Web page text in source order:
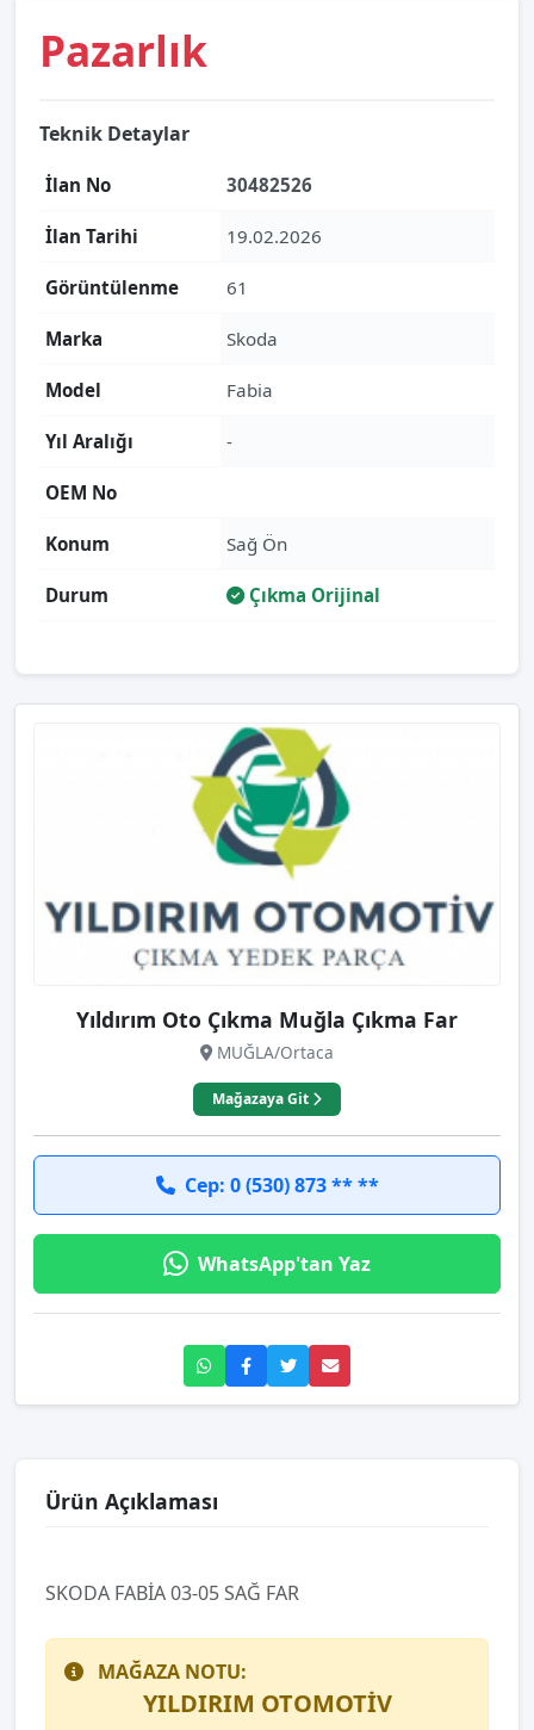
Pazarlık
Teknik Detaylar
İlan No 30482526
İlan Tarihi 19.02.2026
Görüntülenme 61
Marka Skoda
Model Fabia
Yıl Aralığı -
OEM No
Konum Sağ Ön
Durum Çıkma Orijinal
Yıldırım Oto Çıkma Muğla Çıkma Far
MUĞLA/Ortaca
Mağazaya Git
Cep: 0 (530) 873 ** **
WhatsApp'tan Yaz
Ürün Açıklaması
SKODA FABİA 03-05 SAĞ FAR
MAĞAZA NOTU:
YILDIRIM OTOMOTİV